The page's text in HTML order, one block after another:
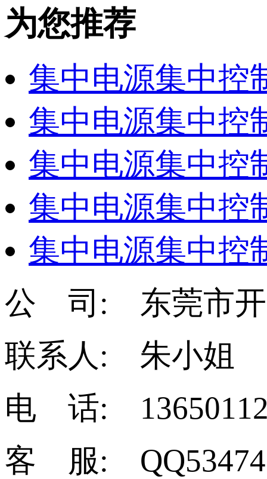
为您推荐
集中电源集中控
集中电源集中控
集中电源集中控
集中电源集中控
集中电源集中控
公 司: 东莞市开
联系人: 朱小姐
电 话:
客 服: